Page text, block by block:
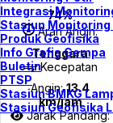
Integrasi
Stasiun Monitoring
Produk Geofisika
Info Grafis Gempa
Buletin
PTSP
Stasiun BMKG
Stasiun Geofisika
74%
Arah Angin:
Tenggara
Kecepatan
Angin:13.4
km/jam
Jarak Pandang: